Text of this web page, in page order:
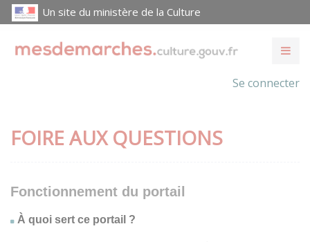
Un site du ministère de la Culture
Se connecter
FOIRE AUX QUESTIONS
Fonctionnement du portail
À quoi sert ce portail ?